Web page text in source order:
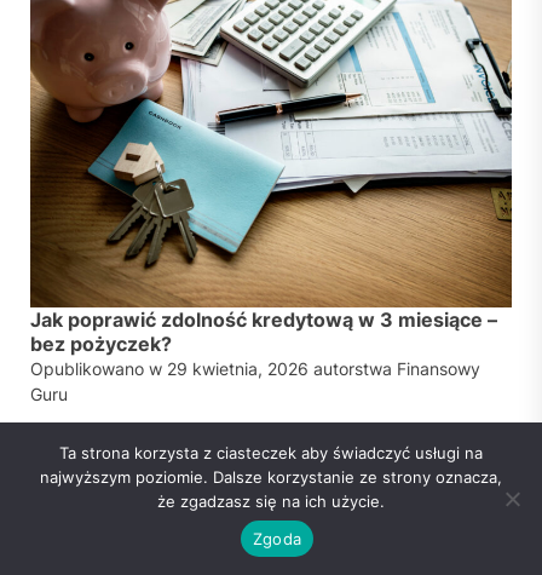
Jak poprawić zdolność kredytową w 3 miesiące –
bez pożyczek?
Opublikowano w 29 kwietnia, 2026 autorstwa Finansowy
Guru
Ta strona korzysta z ciasteczek aby świadczyć usługi na
najwyższym poziomie. Dalsze korzystanie ze strony oznacza,
że zgadzasz się na ich użycie.
Zgoda